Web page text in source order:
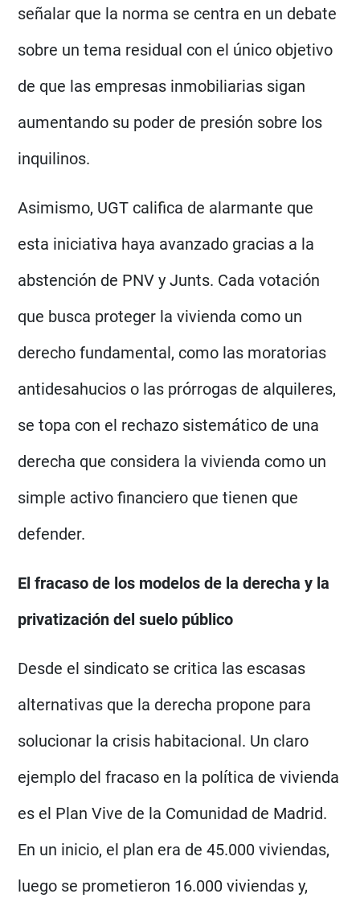
señalar que la norma se centra en un debate
sobre un tema residual con el único objetivo
de que las empresas inmobiliarias sigan
aumentando su poder de presión sobre los
inquilinos.
Asimismo, UGT califica de alarmante que
esta iniciativa haya avanzado gracias a la
abstención de PNV y Junts. Cada votación
que busca proteger la vivienda como un
derecho fundamental, como las moratorias
antidesahucios o las prórrogas de alquileres,
se topa con el rechazo sistemático de una
derecha que considera la vivienda como un
simple activo financiero que tienen que
defender.
El fracaso de los modelos de la derecha y la
privatización del suelo público
Desde el sindicato se critica las escasas
alternativas que la derecha propone para
solucionar la crisis habitacional. Un claro
ejemplo del fracaso en la política de vivienda
es el Plan Vive de la Comunidad de Madrid.
En un inicio, el plan era de 45.000 viviendas,
luego se prometieron 16.000 viviendas y,